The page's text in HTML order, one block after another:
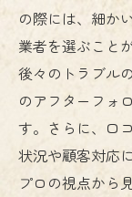
の際には、細か
業者を選ぶこと
後々のトラブル
のアフターフォ
す。さらに、口
状況や顧客対応
プロの視点から